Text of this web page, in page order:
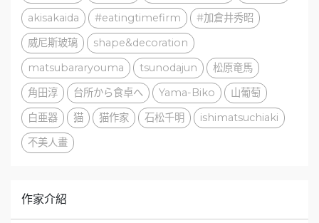
akisakaida
#eatingtimefirm
#加倉井秀昭
威尼斯玻璃
shape&decoration
matsubararyouma
tsunodajun
松原竜馬
角田淳
台所から食卓へ Yama-Biko
山葡萄
白亜器
猫 猫作家 石松千明
ishimatsuchiaki
不美人畫
作家介紹